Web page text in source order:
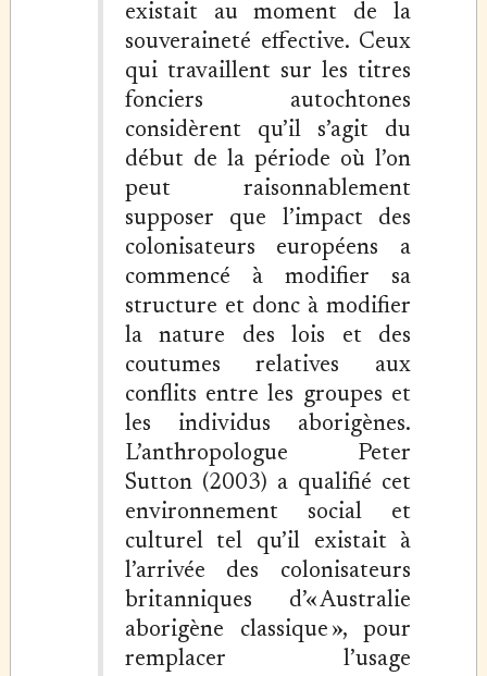
existait au moment de la
souveraineté effective. Ceux
qui travaillent sur les titres
fonciers autochtones
considèrent qu’il s’agit du
début de la période où l’on
peut raisonnablement
supposer que l’impact des
colonisateurs européens a
commencé à modifier sa
structure et donc à modifier
la nature des lois et des
coutumes relatives aux
conflits entre les groupes et
les individus aborigènes.
L’anthropologue Peter
Sutton (2003) a qualifié cet
environnement social et
culturel tel qu’il existait à
l’arrivée des colonisateurs
britanniques d’« Australie
aborigène classique », pour
remplacer l’usage